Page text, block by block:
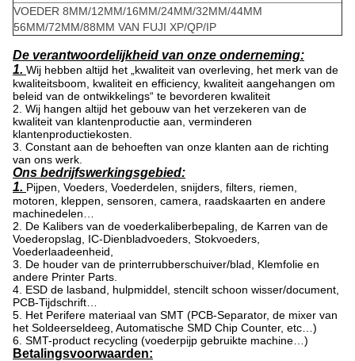
VOEDER 8MM/12MM/16MM/24MM/32MM/44MM
56MM/72MM/88MM VAN FUJI XP/QP/IP
De verantwoordelijkheid van onze onderneming:
1. Wij hebben altijd het „kwaliteit van overleving, het merk van de
kwaliteitsboom, kwaliteit en efficiency, kwaliteit aangehangen om
beleid van de ontwikkelings“ te bevorderen kwaliteit
2. Wij hangen altijd het gebouw van het verzekeren van de
kwaliteit van klantenproductie aan, verminderen
klantenproductiekosten.
3. Constant aan de behoeften van onze klanten aan de richting
van ons werk.
Ons bedrijfswerkingsgebied:
1. Pijpen, Voeders, Voederdelen, snijders, filters, riemen,
motoren, kleppen, sensoren, camera, raadskaarten en andere
machinedelen…
2. De Kalibers van de voederkaliberbepaling, de Karren van de
Voederopslag, IC-Dienbladvoeders, Stokvoeders,
Voederlaadeenheid,
3. De houder van de printerrubberschuiver/blad, Klemfolie en
andere Printer Parts.
4. ESD de lasband, hulpmiddel, stencilt schoon wisser/document,
PCB-Tijdschrift…
5. Het Perifere materiaal van SMT (PCB-Separator, de mixer van
het Soldeerseldeeg, Automatische SMD Chip Counter, etc…)
6. SMT-product recycling (voederpijp gebruikte machine…)
Betalingsvoorwaarden: